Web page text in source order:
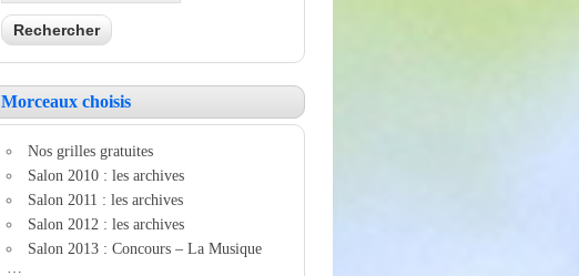
Morceaux choisis
Nos grilles gratuites
Salon 2010 : les archives
Salon 2011 : les archives
Salon 2012 : les archives
Salon 2013 : Concours – La Musique